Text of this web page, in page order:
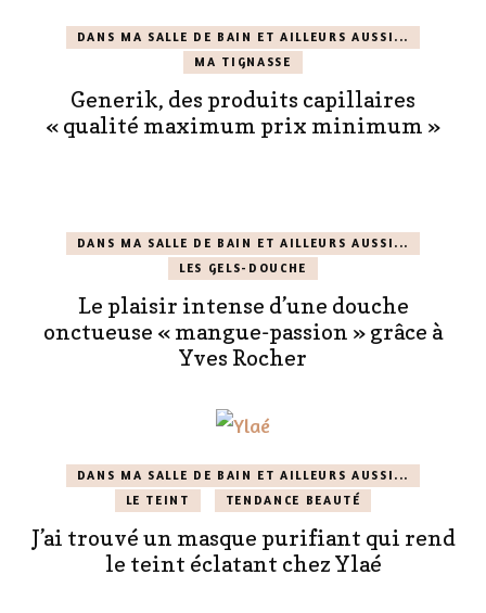
DANS MA SALLE DE BAIN ET AILLEURS AUSSI...
MA TIGNASSE
Generik, des produits capillaires
« qualité maximum prix minimum »
DANS MA SALLE DE BAIN ET AILLEURS AUSSI...
LES GELS-DOUCHE
Le plaisir intense d’une douche
onctueuse « mangue-passion » grâce à
Yves Rocher
DANS MA SALLE DE BAIN ET AILLEURS AUSSI...
LE TEINT
TENDANCE BEAUTÉ
J’ai trouvé un masque purifiant qui rend
le teint éclatant chez Ylaé